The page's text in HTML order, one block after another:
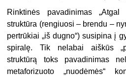
Rinktinės pavadinimas
struktūra (rengiuosi – brendu –
pertrūkiai „iš dugno“) susipina į
spiralę. Tik nelabai aiškūs
struktūrą toks pavadinimas
metaforizuoto „nuodėmės“